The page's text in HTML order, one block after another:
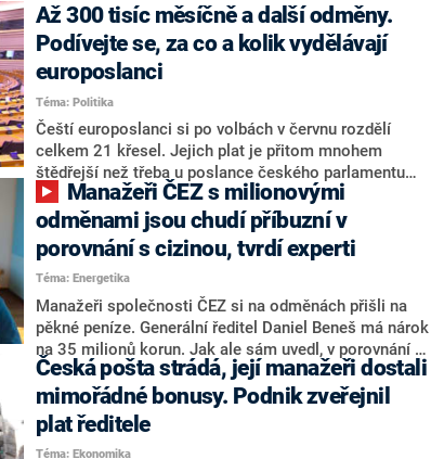
Současný systém je podle něj komplikovaný kvůli
platovým třídám či stupňům a nikdo se v něm nevyzná.
Na místo tříd a stupňů by novinka zavedla tři úrovně.
Šéf resortu si od změn slibuje atraktivnější státní
správu pro mladé zaměstnance.
Až 300 tisíc měsíčně a další odměny.
Podívejte se, za co a kolik vydělávají
europoslanci
Téma: Politika
Čeští europoslanci si po volbách v červnu rozdělí
celkem 21 křesel. Jejich plat je přitom mnohem
štědřejší než třeba u poslance českého parlamentu
nebo senátora. Měsíčně mají pobírat více než 300
tisíc korun.
odměnami jsou chudí příbuzní v
porovnání s cizinou, tvrdí experti
Téma: Energetika
Manažeři společnosti ČEZ si na odměnách přišli na
pěkné peníze. Generální ředitel Daniel Beneš má nárok
na 35 milionů korun. Jak ale sám uvedl, v porovnání s
jinými evropskými státy je to ještě málo. Na tom se v
pořadu Zprávy Plus na CNN Prima NEWS shodli i
experti na energetiku Jiří Gavor a Vladimír Štěpán.
Česká pošta strádá, její manažeři dostali
mimořádné bonusy. Podnik zveřejnil
plat ředitele
Téma: Ekonomika